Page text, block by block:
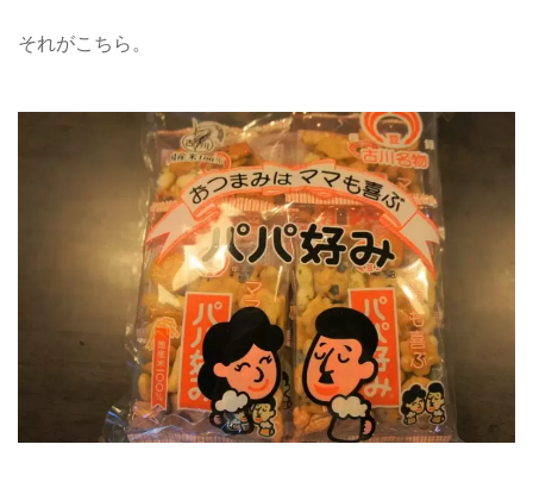
それがこちら。